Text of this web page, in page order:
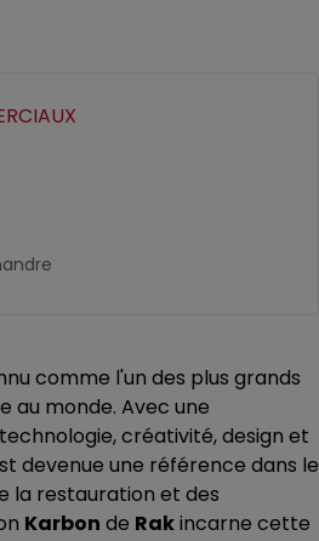
comme l'un des plus grands
au monde. Avec une
créativité, design et
devenue une référence dans le
la restauration et des
Karbon de Rakincarne cette